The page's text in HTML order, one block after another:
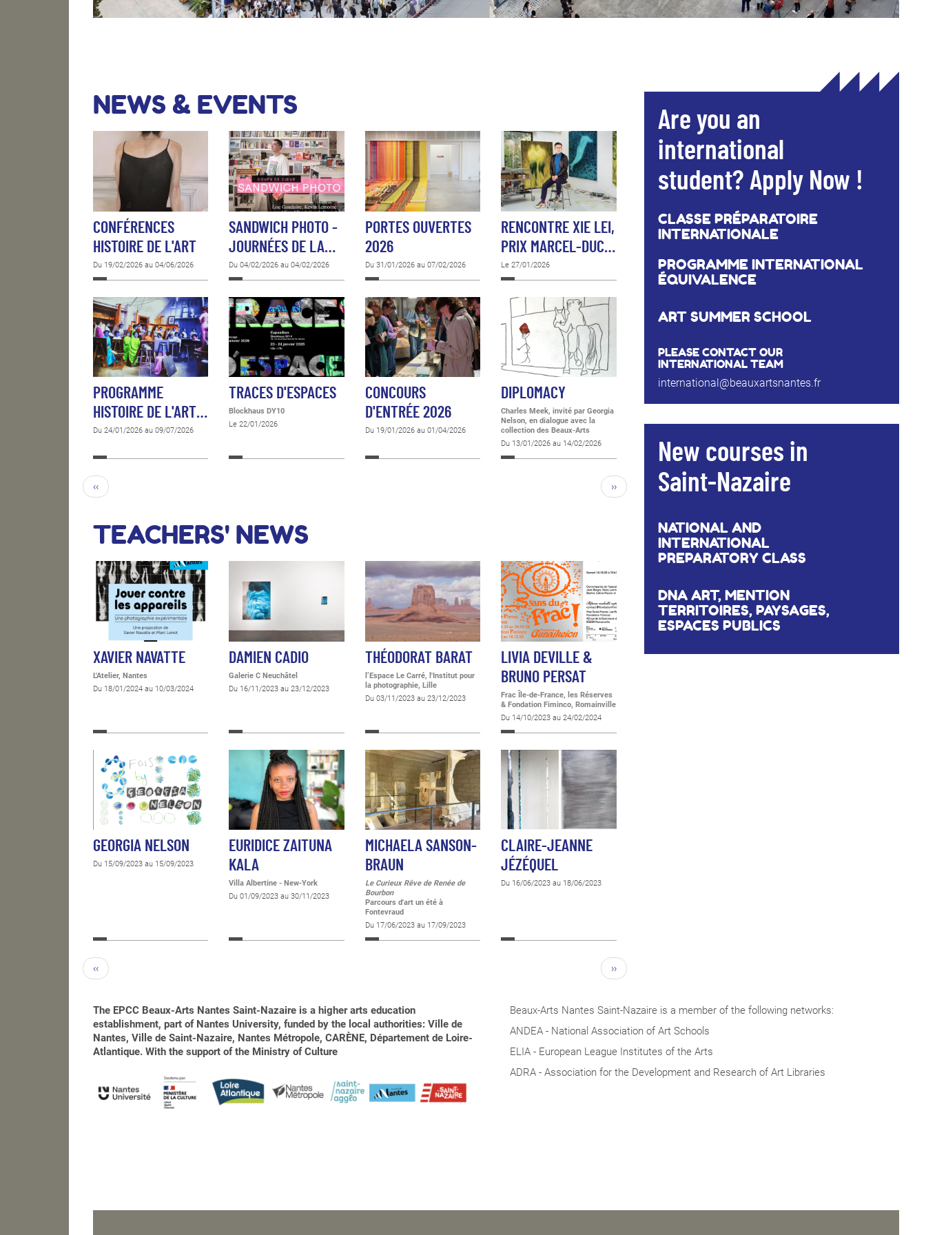
NEWS & EVENTS
CONFÉRENCES
HISTOIRE DE L'ART
Du 19/02/2026 au 04/06/2026
SANDWICH PHOTO -
JOURNÉES DE LA…
Du 04/02/2026 au 04/02/2026
PORTES OUVERTES
2026
Du 31/01/2026 au 07/02/2026
RENCONTRE XIE LEI,
PRIX MARCEL-DUC…
Le 27/01/2026
PROGRAMME
HISTOIRE DE L'ART…
Du 24/01/2026 au 09/07/2026
TRACES D'ESPACES
Blockhaus DY10
Le 22/01/2026
CONCOURS
D'ENTRÉE 2026
Du 19/01/2026 au 01/04/2026
DIPLOMACY
Charles Meek, invité par Georgia
Nelson, en dialogue avec la
collection des Beaux-Arts
Du 13/01/2026 au 14/02/2026
‹‹ ››
TEACHERS' NEWS
XAVIER NAVATTE
L'Atelier, Nantes
Du 18/01/2024 au 10/03/2024
DAMIEN CADIO
Galerie C Neuchâtel
Du 16/11/2023 au 23/12/2023
THÉODORAT BARAT
l’Espace Le Carré, l'Institut pour
la photographie, Lille
Du 03/11/2023 au 23/12/2023
LIVIA DEVILLE &
BRUNO PERSAT
Frac Île-de-France, les Réserves
& Fondation Fiminco, Romainville
Du 14/10/2023 au 24/02/2024
GEORGIA NELSON
Du 15/09/2023 au 15/09/2023
EURIDICE ZAITUNA
KALA
Villa Albertine - New-York
Du 01/09/2023 au 30/11/2023
MICHAELA SANSON-
BRAUN
Le Curieux Rêve de Renée de
Bourbon
Parcours d'art un été à
Fontevraud
Du 17/06/2023 au 17/09/2023
CLAIRE-JEANNE
JÉZÉQUEL
Du 16/06/2023 au 18/06/2023
‹‹ ››
Are you an
international
student? Apply Now !
CLASSE PRÉPARATOIRE
INTERNATIONALE
PROGRAMME INTERNATIONAL
ÉQUIVALENCE
ART SUMMER SCHOOL
PLEASE CONTACT OUR
INTERNATIONAL TEAM
international@beauxartsnantes.fr
New courses in
Saint-Nazaire
NATIONAL AND
INTERNATIONAL
PREPARATORY CLASS
DNA ART, MENTION
TERRITOIRES, PAYSAGES,
ESPACES PUBLICS
The EPCC Beaux-Arts Nantes Saint-Nazaire is a higher arts education
establishment, part of Nantes University, funded by the local authorities: Ville de
Nantes, Ville de Saint-Nazaire, Nantes Métropole, CARÈNE, Département de Loire-
Atlantique. With the support of the Ministry of Culture
Beaux-Arts Nantes Saint-Nazaire is a member of the following networks:
ANDEA - National Association of Art Schools
ELIA - European League Institutes of the Arts
ADRA - Association for the Development and Research of Art Libraries